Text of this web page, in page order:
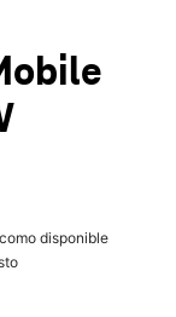
disponible